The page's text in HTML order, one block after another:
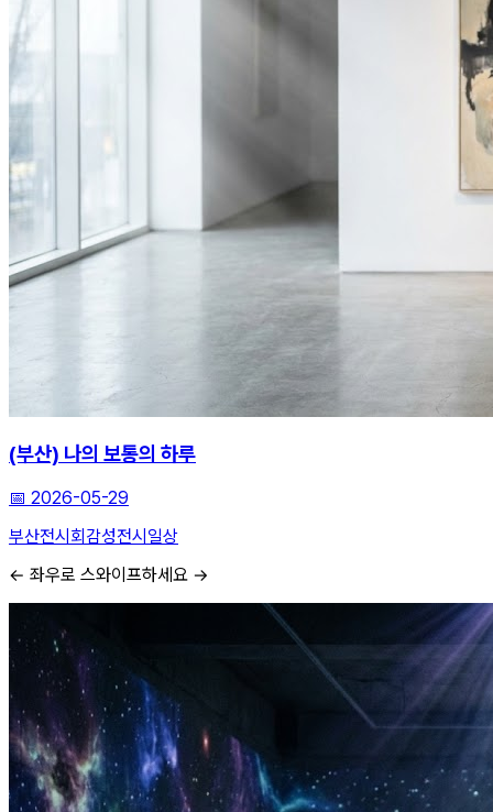
(부산) 나의 보통의 하루
📅 2026-05-29
부산전시회감성전시 일상
← 좌우로 스와이프하세요 →